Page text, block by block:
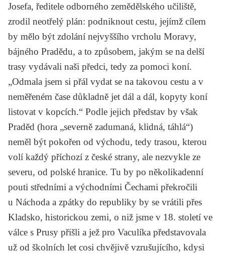
Josefa, ředitele odborného zemědělského učiliště,
zrodil neotřelý plán: podniknout cestu, jejímž cílem
by mělo být zdolání nejvyššího vrcholu Moravy,
bájného Pradědu, a to způsobem, jakým se na delší
trasy vydávali naši předci, tedy za pomoci koní.
„Odmala jsem si přál vydat se na takovou cestu a v
neměřeném čase důkladně jet dál a dál, kopyty koní
listovat v kopcích.“ Podle jejich představ by však
Praděd (hora „severně zadumaná, klidná, táhlá“)
neměl být pokořen od východu, tedy trasou, kterou
volí každý příchozí z české strany, ale nezvykle ze
severu, od polské hranice. Tu by po několikadenní
pouti středními a východními Čechami překročili
u Náchoda a zpátky do republiky by se vrátili přes
Kladsko, historickou zemi, o niž jsme v 18. století ve
válce s Prusy přišli a jež pro Vaculíka představovala
už od školních let cosi chvějivě vzrušujícího, kdysi